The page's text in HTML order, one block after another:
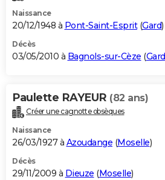
Naissance
20/12/1948 à Pont-Saint-Esprit(Gard)
Décès
03/05/2010 à Bagnols-sur-Cèze (Gard
Paulette RAYEUR (82 ans)
Créer une cagnotte obsèques
Naissance
26/03/1927 à Azoudange (Moselle)
Décès
29/11/2009 à Dieuze (Moselle)